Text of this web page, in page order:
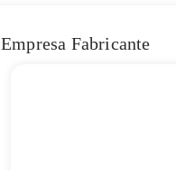
Empresa Fabricante